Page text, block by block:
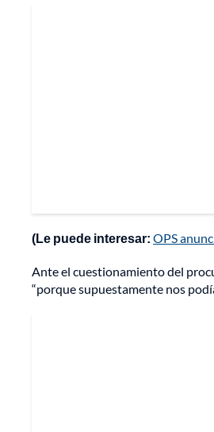
(Le puede interesar: OPS
Ante el cuestionamiento del
“porque supuestamente nos